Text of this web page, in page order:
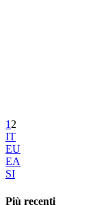
12
IT
EU
EA
SI
Più recenti